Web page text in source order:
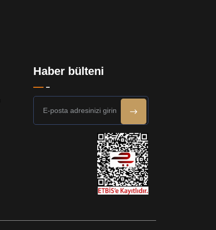
Haber bülteni